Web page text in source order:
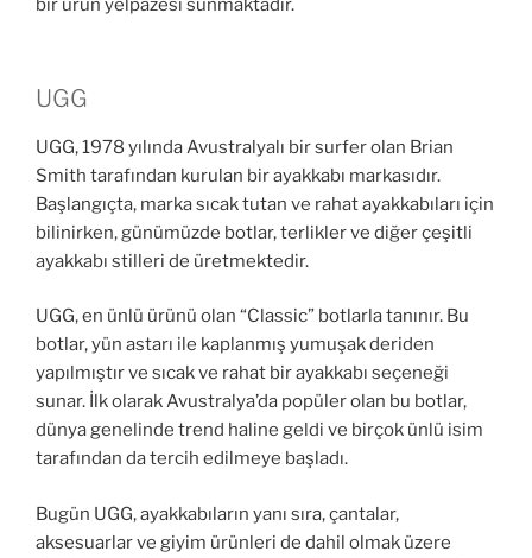
bir ürün yelpazesi sunmaktadır.
UGG
UGG, 1978 yılında Avustralyalı bir surfer olan Brian
Smith tarafından kurulan bir ayakkabı markasıdır.
Başlangıçta, marka sıcak tutan ve rahat ayakkabıları için
bilinirken, günümüzde botlar, terlikler ve diğer çeşitli
ayakkabı stilleri de üretmektedir.
UGG, en ünlü ürünü olan “Classic” botlarla tanınır. Bu
botlar, yün astarı ile kaplanmış yumuşak deriden
yapılmıştır ve sıcak ve rahat bir ayakkabı seçeneği
sunar. İlk olarak Avustralya’da popüler olan bu botlar,
dünya genelinde trend haline geldi ve birçok ünlü isim
tarafından da tercih edilmeye başladı.
Bugün UGG, ayakkabıların yanı sıra, çantalar,
aksesuarlar ve giyim ürünleri de dahil olmak üzere